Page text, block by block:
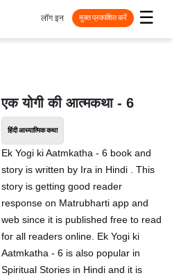
☰
लॉग इन मुक्त प्रकाशित करें
एक योगी की आत्मकथा - 6
हिंदी आध्यात्मिक कथा
Ek Yogi ki Aatmkatha - 6 book and
story is written by Ira in Hindi . This
story is getting good reader
response on Matrubharti app and
web since it is published free to read
for all readers online. Ek Yogi ki
Aatmkatha - 6 is also popular in
Spiritual Stories in Hindi and it is